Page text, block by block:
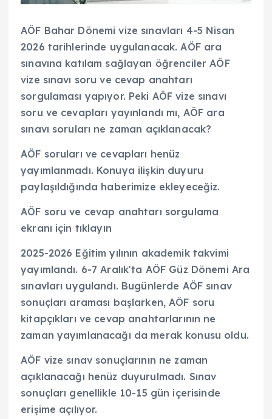
AÖF Bahar Dönemi vize sınavları 4-5 Nisan
2026 tarihlerinde uygulanacak. AÖF ara
sınavına katılam sağlayan öğrenciler AÖF
vize sınavı soru ve cevap anahtarı
sorgulaması yapıyor. Peki AÖF vize sınavı
soru ve cevapları yayınlandı mı, AÖF ara
sınavı soruları ne zaman açıklanacak?
AÖF soruları ve cevapları henüz
yayımlanmadı. Konuya ilişkin duyuru
paylaşıldığında haberimize ekleyeceğiz.
AÖF soru ve cevap anahtarı sorgulama
ekranı için tıklayın
2025-2026 Eğitim yılının akademik takvimi
yayımlandı. 6-7 Aralık'ta AÖF Güz Dönemi Ara
sınavları uygulandı. Bugünlerde AÖF sınav
sonuçları araması başlarken, AÖF soru
kitapçıkları ve cevap anahtarlarının ne
zaman yayımlanacağı da merak konusu oldu.
AÖF vize sınav sonuçlarının ne zaman
açıklanacağı henüz duyurulmadı. Sınav
sonuçları genellikle 10-15 gün içerisinde
erişime açılıyor.